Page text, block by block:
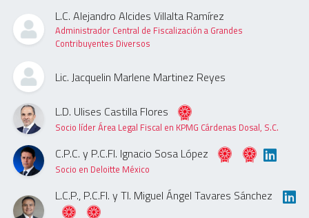
L.C. Alejandro Alcides Villalta Ramírez
Administrador Central de Fiscalización a Grandes
Contribuyentes Diversos
Lic. Jacquelin Marlene Martinez Reyes
L.D. Ulises Castilla Flores
Socio líder Área Legal Fiscal en KPMG Cárdenas Dosal, S.C.
C.P.C. y P.C.FI. Ignacio Sosa López
Socio en Deloitte México
L.C.P., P.C.FI. y TI. Miguel Ángel Tavares Sánchez